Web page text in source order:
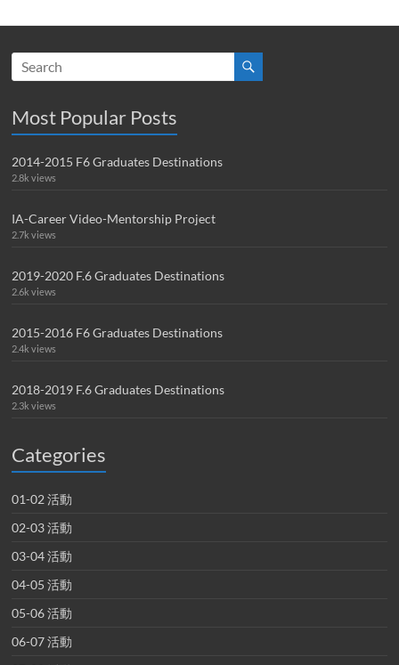
Most Popular Posts
2014-2015 F6 Graduates Destinations
2.8k views
IA-Career Video-Mentorship Project
2.7k views
2019-2020 F.6 Graduates Destinations
2.6k views
2015-2016 F6 Graduates Destinations
2.4k views
2018-2019 F.6 Graduates Destinations
2.3k views
Categories
01-02 活動
02-03 活動
03-04 活動
04-05 活動
05-06 活動
06-07 活動